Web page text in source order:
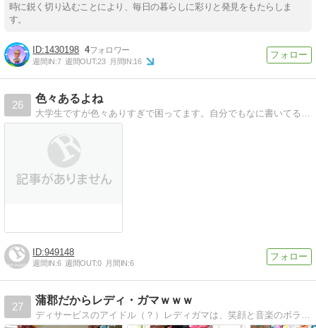
時に鋭く切り込むことにより、毎日の暮らしに彩りと発見をもたらしま
す。
1430198 4
週間IN:7 週間OUT:23 月間IN:16
26
色々あるよね
大学生ですが色々ありすぎで困ってます。自分でもなに書いてるかわかりません。誰か助けてください！
949148
週間IN:6 週間OUT:0 月間IN:6
27
蒲郡だからレディ・ガマｗｗｗ
ディサービスのアイドル（？）レディガマは、笑顔と音楽のボランティア。